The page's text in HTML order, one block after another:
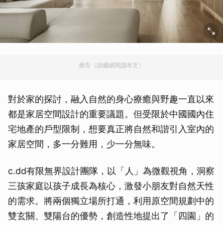
廣告（請繼續閱讀本文）
對於家的探討，融入自然的身心療癒與野趣一直以來
都是家居空間設計的重要議題。但受限於中國國內住
宅地產的戶型限制，想要真正將自然和諧引入室內的
家居空間，多一分難用，少一分無味。
c.dd有限無界設計團隊，以「人」為微觀視角，洞察
三孩家庭以孩子成長為核心，激發小朋友對自然天性
的需求。將兩個獨立場所打通，利用原空間規劃中的
雙玄關、雙陽台的優勢，創造性地提出了「四園」的